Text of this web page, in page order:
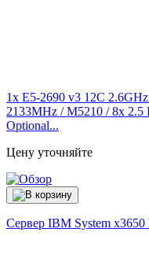
1x E5-2690 v3 12C
2133MHz / M5210 / 8x 2.5
Optional...
Цену уточняйте
Сервер IBM System x3650